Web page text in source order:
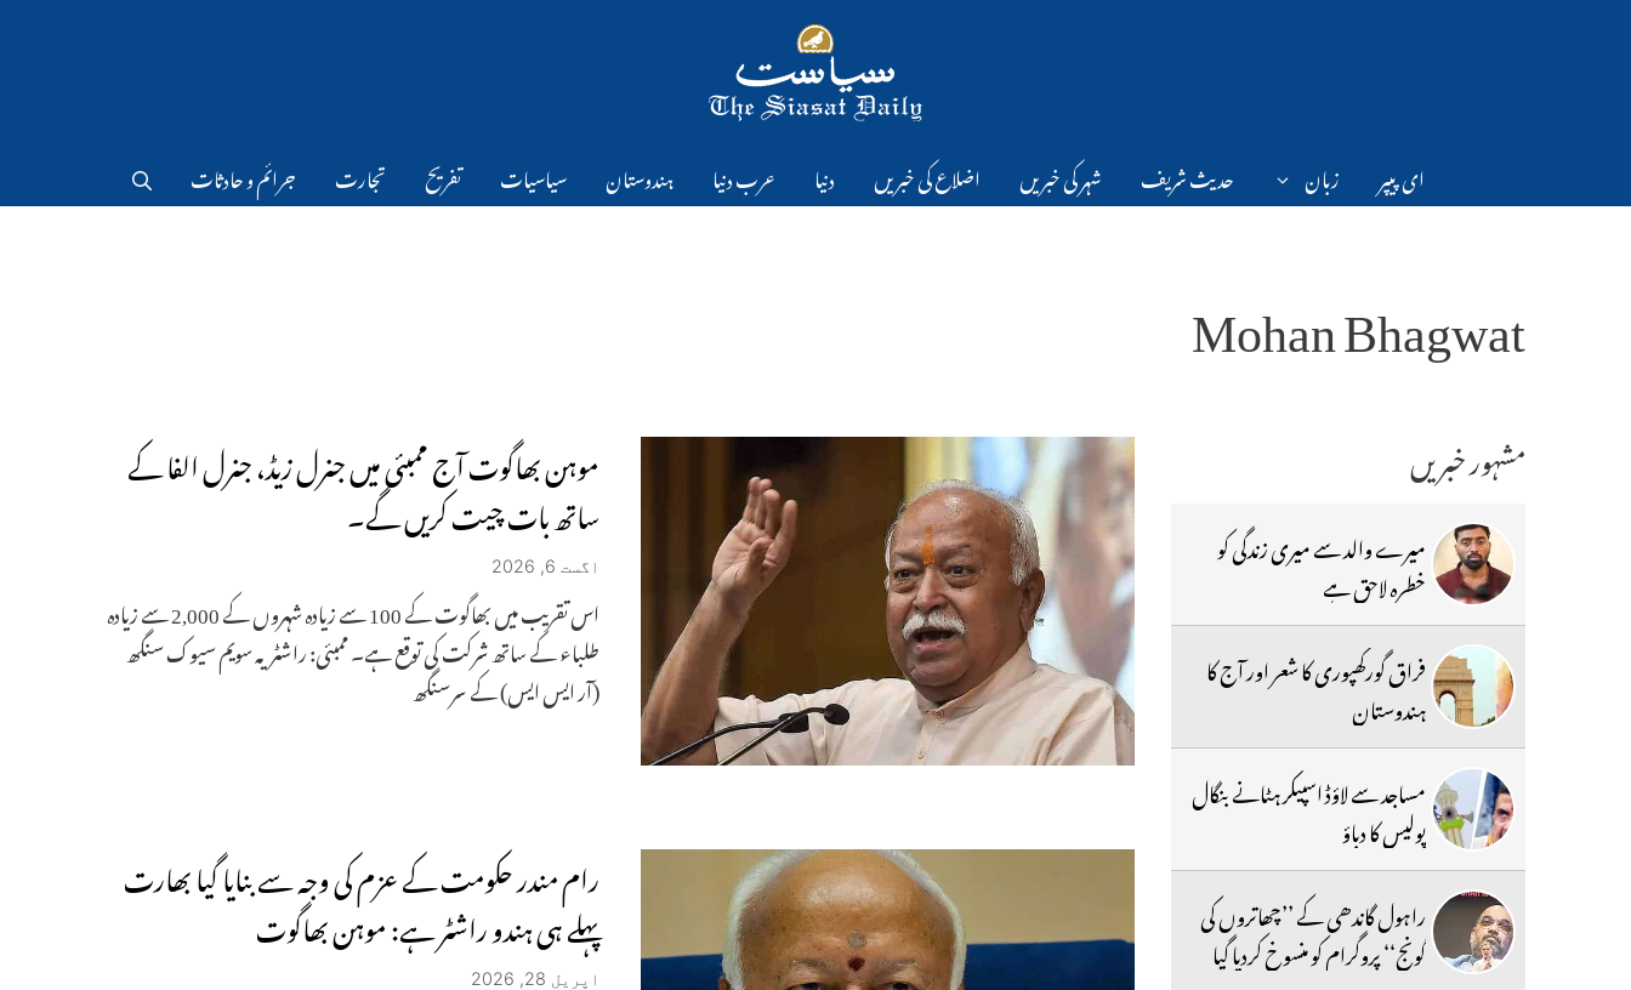
ای پیپر زبان حدیث شریف شہر کی خبریں اضلاع کی خبریں دنیا عرب دنیا ہندوستان سیاسیات تفریح تجارت جرائم و حادثات
Mohan Bhagwat
موہن بھاگوت آج ممبئی میں جنرل زیڈ، جنرل الفا کے
ساتھ بات چیت کریں گے۔
اگست 6, 2026
اس تقریب میں بھاگوت کے 100 سے زیادہ شہروں کے 2,000 سے زیادہ
طلباء کے ساتھ شرکت کی توقع ہے۔ ممبئی: راشٹریہ سویم سیوک سنگھ
(آر ایس ایس) کے سرسنگھ
رام مندر حکومت کے عزم کی وجہ سے بنایا گیا بھارت
پہلے ہی ہندو راشٹر ہے: موہن بھاگوت
اپریل 28, 2026
مشہور خبریں
میرے والد سے میری زندگی کو
خطرہ لاحق ہے
فراق گورکھپوری کا شعر اور آج کا
ہندوستان
مساجد سے لاؤڈ اسپیکر ہٹانے بنگال
پولیس کا دباؤ
راہول گاندھی کے ’’چھاتروں کی
گونج‘‘ پروگرام کو منسوخ کردیا گیا